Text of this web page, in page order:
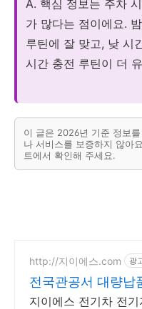
A. 핵심 정보는 주차
가 많다는 점이에요.
루틴에 잘 맞고, 낮 시
시간 충전 루틴이 더
이 글은 2026년 기준 정보
나 서비스를 보증하지 않아
트에서 확인해 주세요.
http://지이에스.com 광
전국관공서 대량납
운반차제작a/s
지이에스 전기차 전